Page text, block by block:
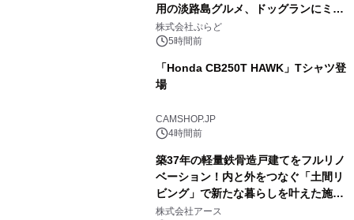
用の淡路島グルメ、ドッグランにミニ
プール グランピングとトレーラーハウ
スの2施設で
株式会社ぷらど
5時間前
「Honda CB250T HAWK」Tシャツ登
場
CAMSHOP.JP
4時間前
築37年の軽量鉄骨造戸建てをフルリノ
ベーション！内と外をつなぐ「土間リ
ビング」で新たな暮らしを叶えた施工
事例を株式会社アースが公開
株式会社アース